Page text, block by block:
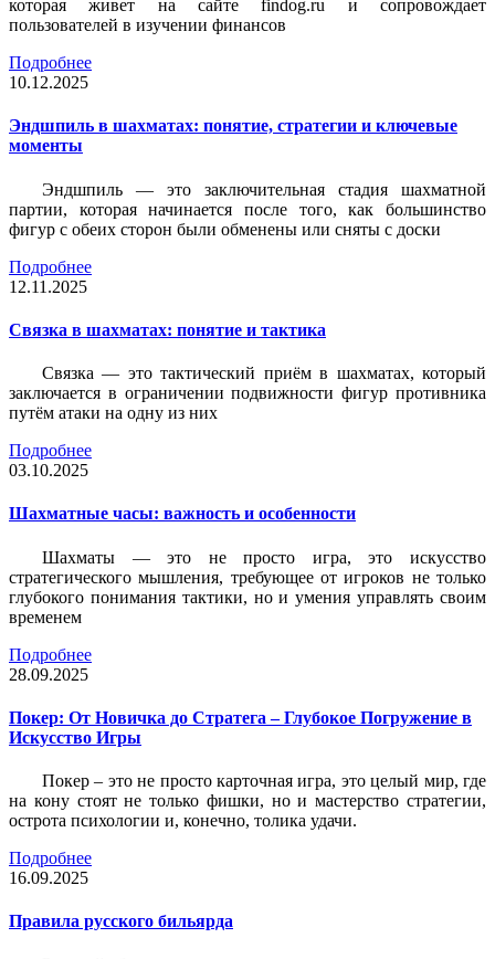
которая живет на сайте findog.ru и сопровождает
пользователей в изучении финансов
Подробнее
10.12.2025
Эндшпиль в шахматах: понятие, стратегии и ключевые
моменты
Эндшпиль — это заключительная стадия шахматной
партии, которая начинается после того, как большинство
фигур с обеих сторон были обменены или сняты с доски
Подробнее
12.11.2025
Связка в шахматах: понятие и тактика
Связка — это тактический приём в шахматах, который
заключается в ограничении подвижности фигур противника
путём атаки на одну из них
Подробнее
03.10.2025
Шахматные часы: важность и особенности
Шахматы — это не просто игра, это искусство
стратегического мышления, требующее от игроков не только
глубокого понимания тактики, но и умения управлять своим
временем
Подробнее
28.09.2025
Покер: От Новичка до Стратега – Глубокое Погружение в
Искусство Игры
Покер – это не просто карточная игра, это целый мир, где
на кону стоят не только фишки, но и мастерство стратегии,
острота психологии и, конечно, толика удачи.
Подробнее
16.09.2025
Правила русского бильярда